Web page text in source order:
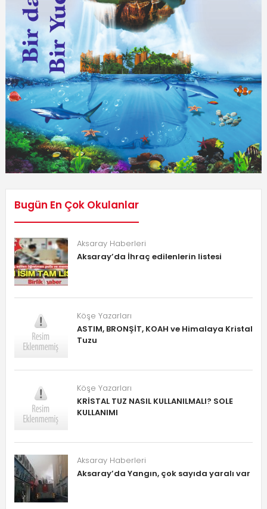
Bugün En Çok Okulanlar
Aksaray Haberleri
Aksaray’da İhraç edilenlerin listesi
Köşe Yazarları
ASTIM, BRONŞİT, KOAH ve Himalaya Kristal
Tuzu
Köşe Yazarları
KRİSTAL TUZ NASIL KULLANILMALI? SOLE
KULLANIMI
Aksaray Haberleri
Aksaray’da Yangın, çok sayıda yaralı var